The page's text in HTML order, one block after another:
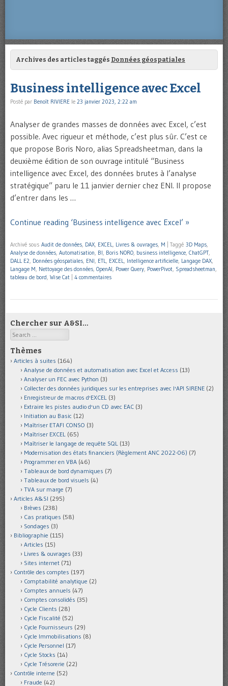
Archives des articles taggés Données géospatiales
Business intelligence avec Excel
Posté par Benoît RIVIERE le 23 janvier 2023, 2:22 am
Analyser de grandes masses de données avec Excel, c’est
possible. Avec rigueur et méthode, c’est plus sûr. C’est ce
que propose Boris Noro, alias Spreadsheetman, dans la
deuxième édition de son ouvrage intitulé “Business
intelligence avec Excel, des données brutes à l’analyse
stratégique” paru le 11 janvier dernier chez ENI. Il propose
d’entrer dans les …
Continue reading ‘Business intelligence avec Excel’ »
Archivé sous Audit de données, DAX, EXCEL, Livres & ouvrages, M Taggé 3D Maps,
Analyse de données, Automatisation, BI, Boris NORO, business intelligence, ChatGPT,
DALL E2, Données géospatiales, ENI, ETL, EXCEL, Intelligence artificielle, Langage DAX,
Langage M, Nettoyage des données, OpenAI, Power Query, PowerPivot, Spreadsheetman,
tableau de bord, Wise Cat 4 commentaires
Chercher sur A&SI…
Search
Thèmes
Articles à suites (164)
Analyse de données et automatisation avec Excel et Access (13)
Analyser un FEC avec Python (3)
Collecter des données juridiques sur les entreprises avec l'API SIRENE (2)
Enregistreur de macros d'EXCEL (3)
Extraire les pistes audio d'un CD avec EAC (3)
Initiation au Basic (12)
Maîtriser ETAFI CONSO (3)
Maîtriser EXCEL (65)
Maîtriser le langage de requête SQL (13)
Modernisation des états financiers (Règlement ANC 2022-06) (7)
Programmer en VBA (46)
Tableaux de bord dynamiques (7)
Tableaux de bord visuels (4)
TVA sur marge (7)
Articles A&SI (295)
Brèves (238)
Cas pratiques (58)
Sondages (3)
Bibliographie (115)
Articles (15)
Livres & ouvrages (33)
Sites internet (71)
Contrôle des comptes (197)
Comptabilité analytique (2)
Comptes annuels (47)
Comptes consolidés (35)
Cycle Clients (28)
Cycle Fiscalité (52)
Cycle Fournisseurs (29)
Cycle Immobilisations (8)
Cycle Personnel (17)
Cycle Stocks (14)
Cycle Trésorerie (22)
Contrôle interne (52)
Fraude (42)